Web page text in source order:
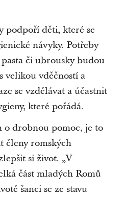
podpoří děti, které se
návyky. Potřeby
či ubrousky budou
velikou vděčností a
se vzdělávat a účastnit
které pořádá.
o drobnou pomoc, je to
členy romských
si život. „V
část mladých Romů
šanci se ze stavu